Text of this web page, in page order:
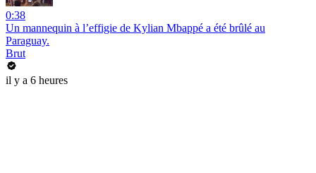
0:38
Un mannequin à l’effigie de Kylian Mbappé a été brûlé au
Paraguay.
Brut
il y a 6 heures